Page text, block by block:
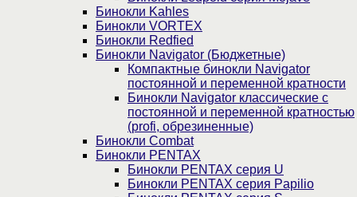
Бинокли Kahles
Бинокли VORTEX
Бинокли Redfied
Бинокли Navigator (Бюджетные)
Компактные бинокли Navigator
постоянной и переменной кратности
Бинокли Navigator классические с
постоянной и переменной кратностью
(profi, обрезиненные)
Бинокли Combat
Бинокли PENTAX
Бинокли PENTAX серия U
Бинокли PENTAX серия Papilio